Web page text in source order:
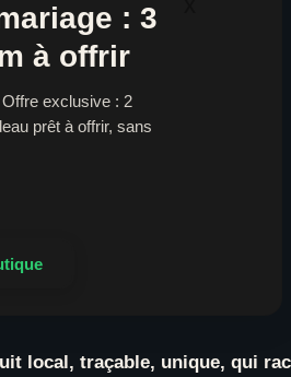
: 3
à offrir
exclusive : 2
prêt à offrir, sans
local, traçable, unique, qui